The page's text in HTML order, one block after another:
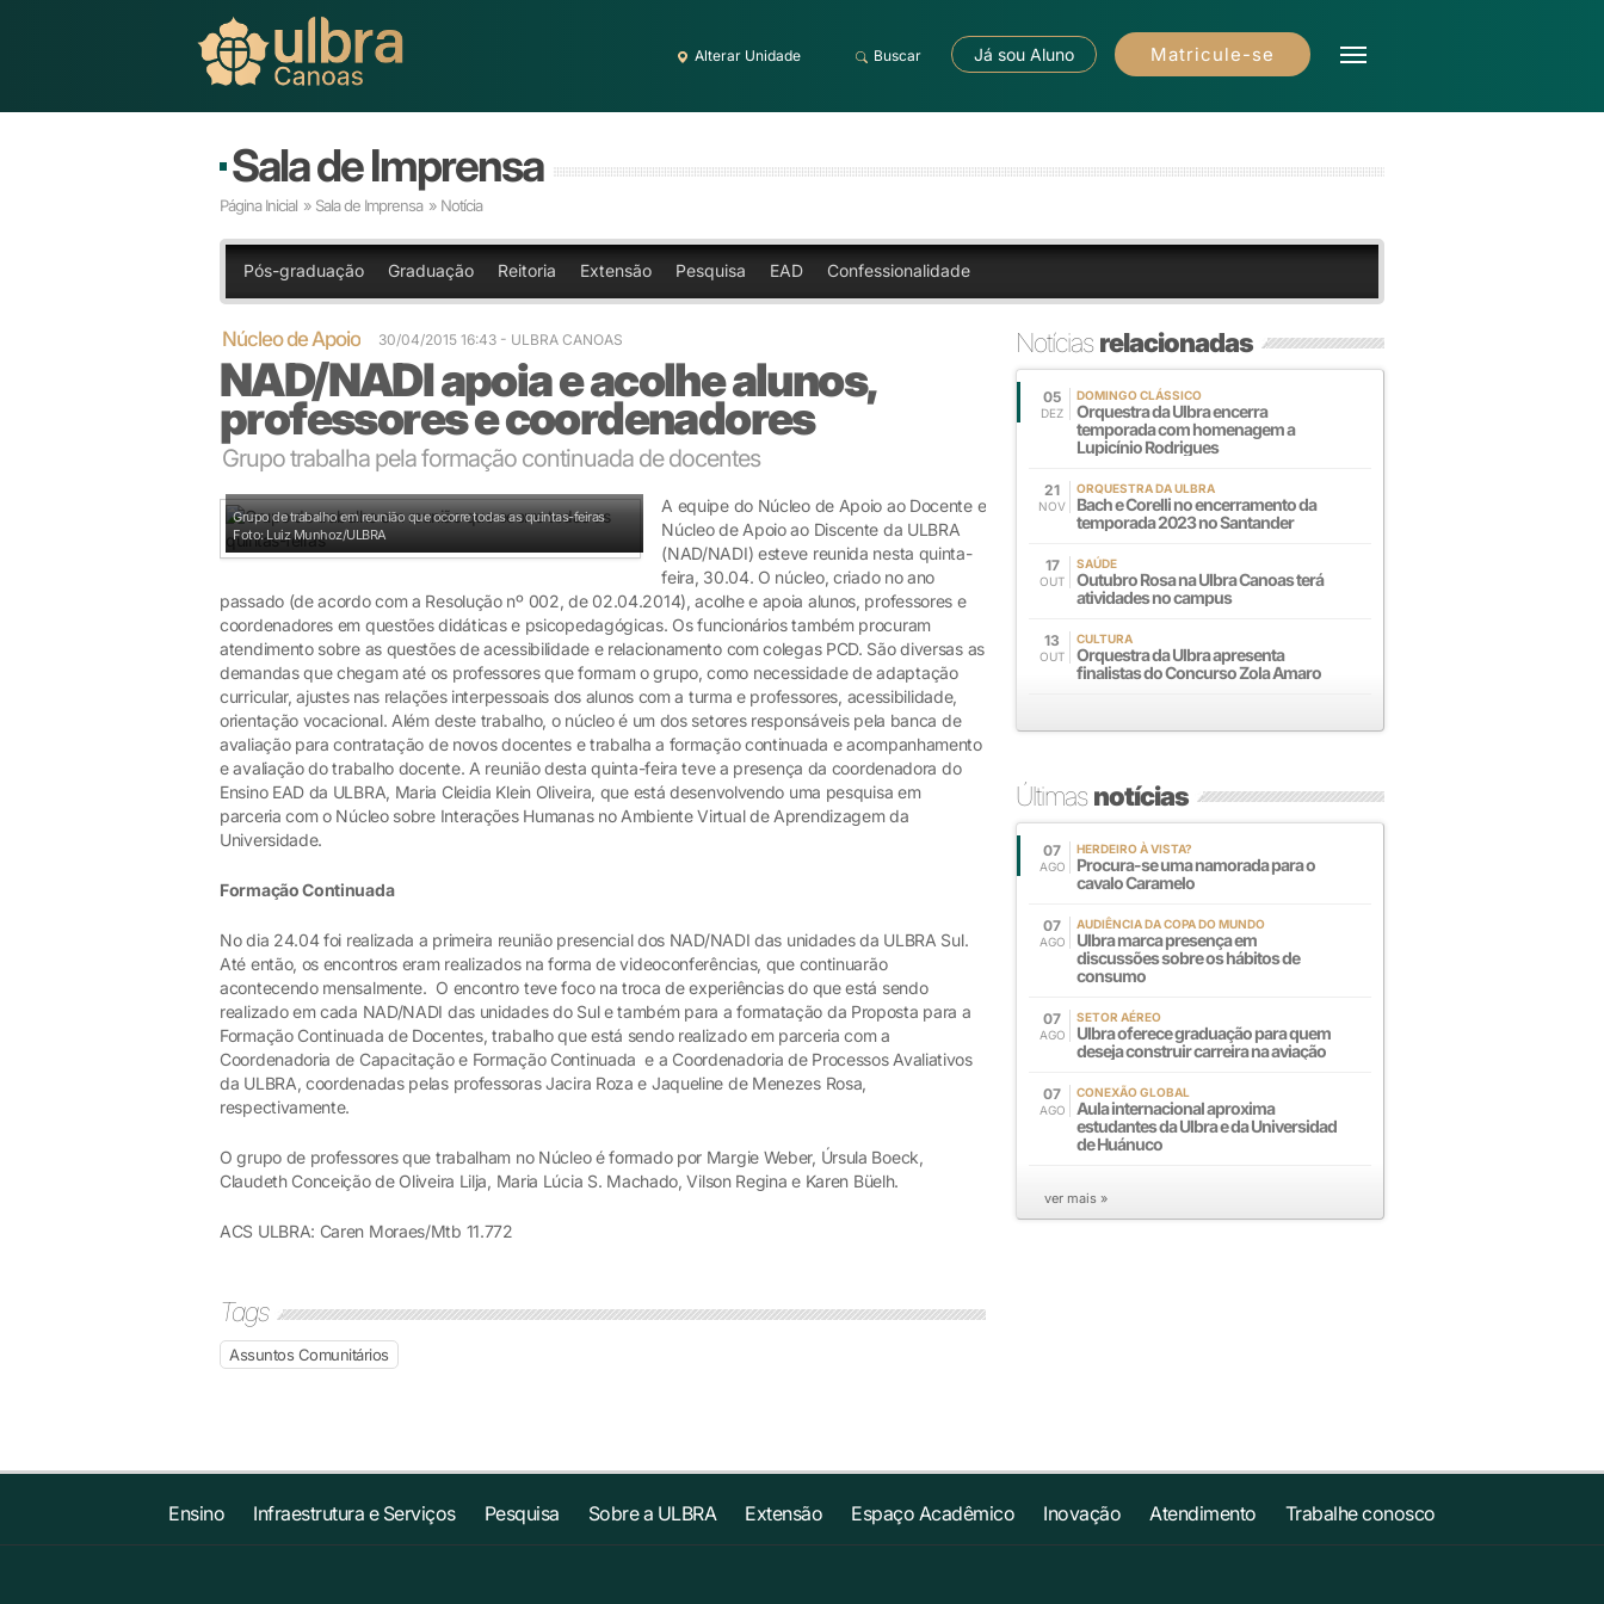
Alterar Unidade Buscar Já sou Aluno Matricule-se
Sala de Imprensa
Página Inicial » Sala de Imprensa » Notícia
Pós-graduação Graduação Reitoria Extensão Pesquisa EAD Confessionalidade
Núcleo de Apoio 30/04/2015 16:43 - ULBRA CANOAS
NAD/NADI apoia e acolhe alunos,
professores e coordenadores
Grupo trabalha pela formação continuada de docentes
Grupo de trabalho em reunião que ocorre todas as quintas-feiras
Foto: Luiz Munhoz/ULBRA
A equipe do Núcleo de Apoio ao Docente e
Núcleo de Apoio ao Discente da ULBRA
(NAD/NADI) esteve reunida nesta quinta-
feira, 30.04. O núcleo, criado no ano
passado (de acordo com a Resolução nº 002, de 02.04.2014), acolhe e apoia alunos, professores e
coordenadores em questões didáticas e psicopedagógicas. Os funcionários também procuram
atendimento sobre as questões de acessibilidade e relacionamento com colegas PCD. São diversas as
demandas que chegam até os professores que formam o grupo, como necessidade de adaptação
curricular, ajustes nas relações interpessoais dos alunos com a turma e professores, acessibilidade,
orientação vocacional. Além deste trabalho, o núcleo é um dos setores responsáveis pela banca de
avaliação para contratação de novos docentes e trabalha a formação continuada e acompanhamento
e avaliação do trabalho docente. A reunião desta quinta-feira teve a presença da coordenadora do
Ensino EAD da ULBRA, Maria Cleidia Klein Oliveira, que está desenvolvendo uma pesquisa em
parceria com o Núcleo sobre Interações Humanas no Ambiente Virtual de Aprendizagem da
Universidade.
Formação Continuada
No dia 24.04 foi realizada a primeira reunião presencial dos NAD/NADI das unidades da ULBRA Sul.
Até então, os encontros eram realizados na forma de videoconferências, que continuarão
acontecendo mensalmente. O encontro teve foco na troca de experiências do que está sendo
realizado em cada NAD/NADI das unidades do Sul e também para a formatação da Proposta para a
Formação Continuada de Docentes, trabalho que está sendo realizado em parceria com a
Coordenadoria de Capacitação e Formação Continuada e a Coordenadoria de Processos Avaliativos
da ULBRA, coordenadas pelas professoras Jacira Roza e Jaqueline de Menezes Rosa,
respectivamente.
O grupo de professores que trabalham no Núcleo é formado por Margie Weber, Úrsula Boeck,
Claudeth Conceição de Oliveira Lilja, Maria Lúcia S. Machado, Vilson Regina e Karen Büelh.
ACS ULBRA: Caren Moraes/Mtb 11.772
Tags
Assuntos Comunitários
Notíciasrelacionadas
05
DEZ
DOMINGO CLÁSSICO
Orquestra da Ulbra encerra
temporada com homenagem a
Lupicínio Rodrigues
21
NOV
ORQUESTRA DA ULBRA
Bach e Corelli no encerramento da
temporada 2023 no Santander
17
OUT
SAÚDE
Outubro Rosa na Ulbra Canoas terá
atividades no campus
13
OUT
CULTURA
Orquestra da Ulbra apresenta
finalistas do Concurso Zola Amaro
Últimasnotícias
07
AGO
HERDEIRO À VISTA?
Procura-se uma namorada para o
cavalo Caramelo
07
AGO
AUDIÊNCIA DA COPA DO MUNDO
Ulbra marca presença em
discussões sobre os hábitos de
consumo
07
AGO
SETOR AÉREO
Ulbra oferece graduação para quem
deseja construir carreira na aviação
07
AGO
CONEXÃO GLOBAL
Aula internacional aproxima
estudantes da Ulbra e da Universidad
de Huánuco
ver mais »
Ensino Infraestrutura e Serviços Pesquisa Sobre a ULBRA Extensão Espaço Acadêmico Inovação Atendimento Trabalhe conosco